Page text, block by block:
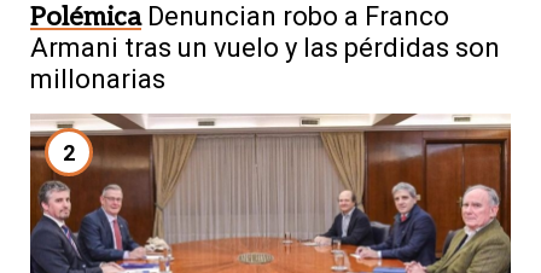
Polémica Denuncian robo a Franco
Armani tras un vuelo y las pérdidas son
millonarias
2